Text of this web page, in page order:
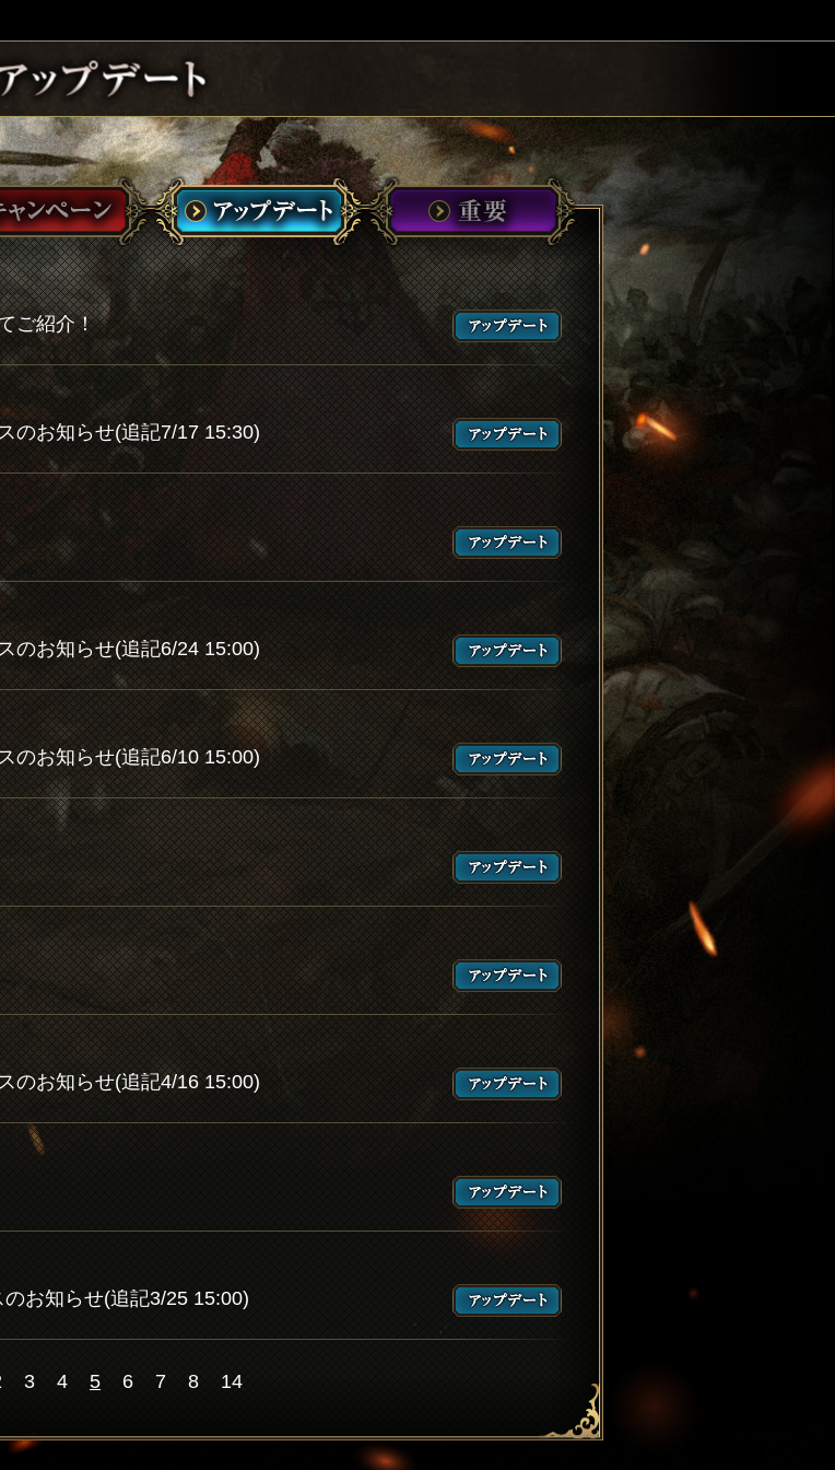
ご紹介！
のお知らせ(追記7/17 15:30)
のお知らせ(追記6/24 15:00)
のお知らせ(追記6/10 15:00)
のお知らせ(追記4/16 15:00)
お知らせ(追記3/25 15:00)
3 4 5 6 7 8 14